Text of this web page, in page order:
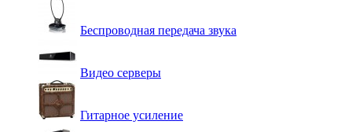
Беспроводная передача звука
Видео серверы
Гитарное усиление